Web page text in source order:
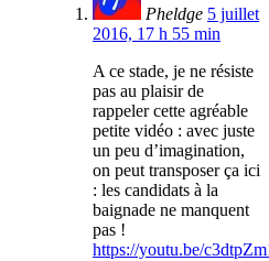
Pheldge 5 juillet
2016, 17 h 55 min
A ce stade, je ne résiste
pas au plaisir de
rappeler cette agréable
petite vidéo : avec juste
un peu d’imagination,
on peut transposer ça ici
: les candidats à la
baignade ne manquent
pas !
https://youtu.be/